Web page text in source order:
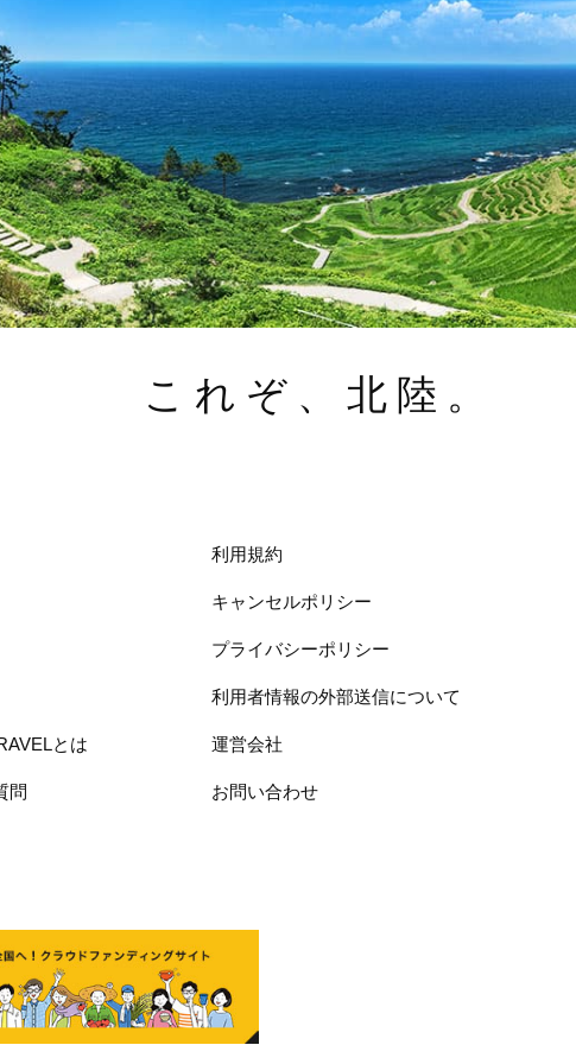
これぞ、北陸。
とは
問
利用規約
キャンセルポリシー
プライバシーポリシー
利用者情報の外部送信について
運営会社
お問い合わせ